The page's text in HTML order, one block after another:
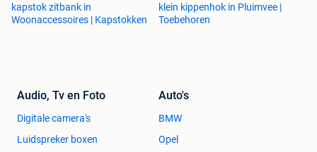
kapstok zitbank in
Woonaccessoires | Kapstokken
klein kippenhok in Pluimvee |
Toebehoren
Audio, Tv en Foto
Digitale camera's
Luidspreker boxen
Auto's
BMW
Opel